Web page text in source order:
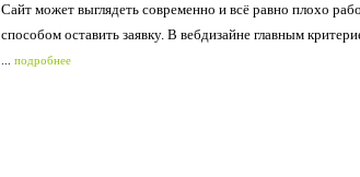
Сайт может выглядеть современно и всё равно плохо
способом оставить заявку. В вебдизайне главным
подробнее